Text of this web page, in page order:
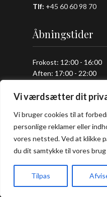
Vi værdsætter dit
Vi bruger cookies til at
personlige reklamer eller
vores netsted. Ved at klikke
du dit samtykke til vores
Tilpas
Tlf: +45 60 60 98 70
Åbningstider
Frokost: 12:00 - 16:00
Aften: 17:00 - 22:00
Køkkenet lukker en
Praktisk
Bord Booking
Takeaway
Handelsbetingelser
Privatlivs- og